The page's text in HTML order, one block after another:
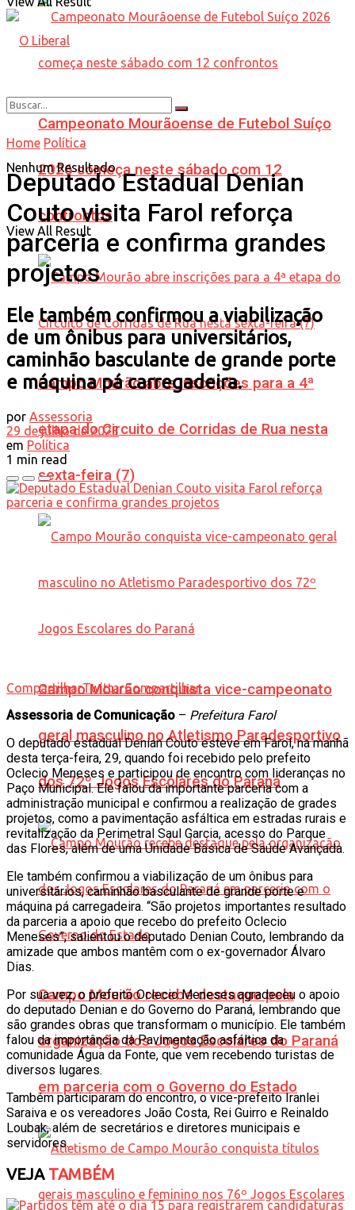
Campeonato Mourãoense de Futebol Suíço
2026 começa neste sábado com 12
confrontos
Campo Mourão abre inscrições para a 4ª
etapa do Circuito de Corridas de Rua nesta
sexta-feira (7)
Campo Mourão conquista vice-campeonato
geral masculino no Atletismo Paradesportivo
dos 72º Jogos Escolares do Paraná
Campo Mourão recebe destaque pela
organização dos Jogos Escolares do Paraná
em parceria com o Governo do Estado
Nenhum Resultado
View All Result
Home Política
Deputado Estadual Denian
Couto visita Farol reforça
parceria e confirma grandes
projetos
Ele também confirmou a viabilização
de um ônibus para universitários,
caminhão basculante de grande porte
e máquina pá carregadeira.
por Assessoria
29 de julho de 2025
em Política
1 min read
CompartilharTwittarCompartilhar
Assessoria de Comunicação – Prefeitura Farol
O deputado estadual Denian Couto esteve em Farol, na manhã
desta terça-feira, 29, quando foi recebido pelo prefeito
Oclecio Meneses e participou de encontro com lideranças no
Paço Municipal. Ele falou da importante parceria com a
administração municipal e confirmou a realização de grades
projetos, como a pavimentação asfáltica em estradas rurais e
revitalização da Perimetral Saul Garcia, acesso do Parque
das Flores, além de uma Unidade Básica de Saúde Avançada.
Ele também confirmou a viabilização de um ônibus para
universitários, caminhão basculante de grande porte e
máquina pá carregadeira. “São projetos importantes resultado
da parceria a apoio que recebo do prefeito Oclecio
Meneses”, salientou o deputado Denian Couto, lembrando da
amizade que ambos mantêm com o ex-governador Álvaro
Dias.
Por sua vez, o prefeito Oclecio Meneses agradeceu o apoio
do deputado Denian e do Governo do Paraná, lembrando que
são grandes obras que transformam o município. Ele também
falou da importância da Pavimentação asfáltica da
comunidade Água da Fonte, que vem recebendo turistas de
diversos lugares.
Também participaram do encontro, o vice-prefeito Iranlei
Saraiva e os vereadores João Costa, Rei Guirro e Reinaldo
Loubak, além de secretários e diretores municipais e
servidores.
VEJATAMBÉM